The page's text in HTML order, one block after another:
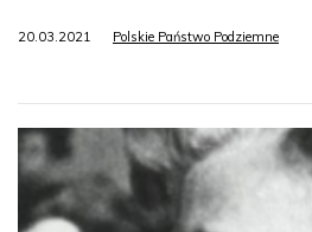
20.03.2021 Polskie Państwo Podziemne